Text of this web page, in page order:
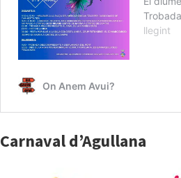
Carnaval d’Agullana